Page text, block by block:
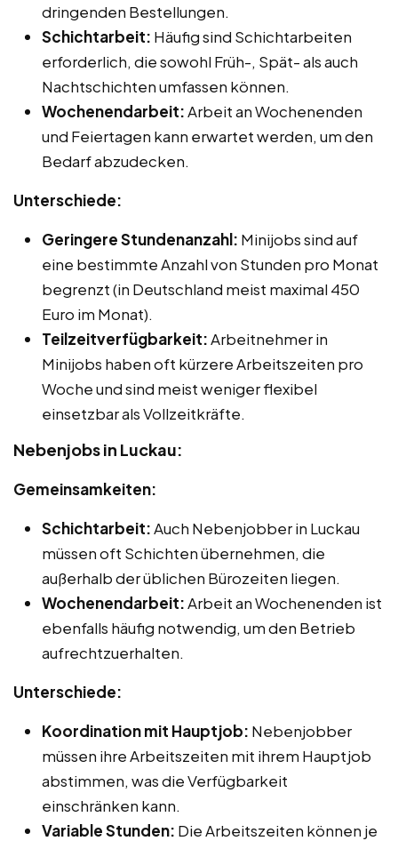
dringenden Bestellungen.
Schichtarbeit: Häufig sind Schichtarbeiten
erforderlich, die sowohl Früh-, Spät- als auch
Nachtschichten umfassen können.
Wochenendarbeit:Arbeit an Wochenenden
und Feiertagen kann erwartet werden, um den
Bedarf abzudecken.
Unterschiede:
Geringere Stundenanzahl: Minijobs sind auf
eine bestimmte Anzahl von Stunden pro Monat
begrenzt (in Deutschland meist maximal 450
Euro im Monat).
Teilzeitverfügbarkeit:Arbeitnehmer in
Minijobs haben oft kürzere Arbeitszeiten pro
Woche und sind meist weniger flexibel
einsetzbar als Vollzeitkräfte.
Nebenjobs in Luckau:
Gemeinsamkeiten:
Schichtarbeit:Auch Nebenjobber in Luckau
müssen oft Schichten übernehmen, die
außerhalb der üblichen Bürozeiten liegen.
Wochenendarbeit:Arbeit an Wochenenden ist
ebenfalls häufig notwendig, um den Betrieb
aufrechtzuerhalten.
Unterschiede:
Koordination mit Hauptjob: Nebenjobber
müssen ihre Arbeitszeiten mit ihrem Hauptjob
abstimmen, was die Verfügbarkeit
einschränken kann.
Variable Stunden: Die Arbeitszeiten können je